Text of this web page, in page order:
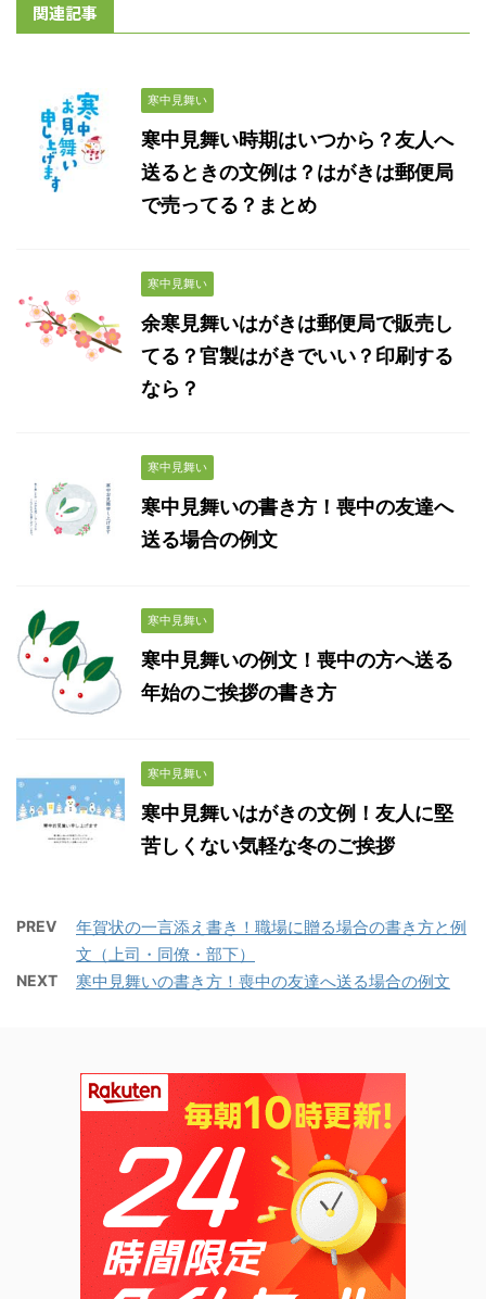
関連記事
寒中見舞い
寒中見舞い時期はいつから？友人へ
送るときの文例は？はがきは郵便局
で売ってる？まとめ
寒中見舞い
余寒見舞いはがきは郵便局で販売し
てる？官製はがきでいい？印刷する
なら？
寒中見舞い
寒中見舞いの書き方！喪中の友達へ
送る場合の例文
寒中見舞い
寒中見舞いの例文！喪中の方へ送る
年始のご挨拶の書き方
寒中見舞い
寒中見舞いはがきの文例！友人に堅
苦しくない気軽な冬のご挨拶
PREV
年賀状の一言添え書き！職場に贈る場合の書き方と例
文（上司・同僚・部下）
NEXT 寒中見舞いの書き方！喪中の友達へ送る場合の例文